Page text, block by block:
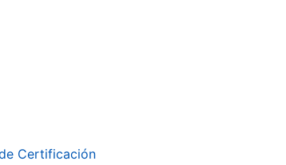
Certificación